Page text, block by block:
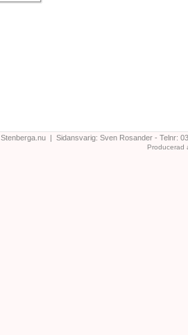
Stenberga.nu | Sidansvarig: Sven Rosander - Telnr:
Producerad